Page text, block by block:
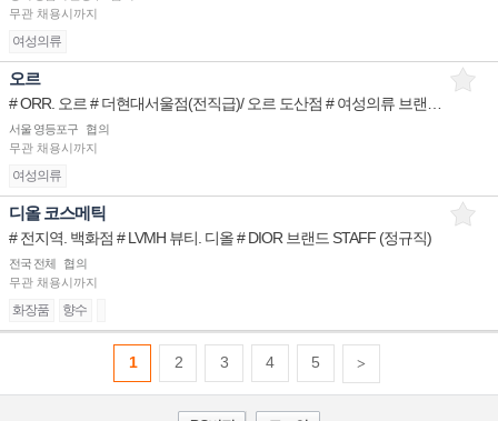
무관 채용시까지
여성의류
오르
서울 영등포구
협의
무관 채용시까지
여성의류
디올 코스메틱
# 전지역. 백화점 # LVMH 뷰티. 디올 # DIOR 브랜드 STAFF (정규직)
전국 전체
협의
무관 채용시까지
화장품 향수
1 2 3 4 5 >